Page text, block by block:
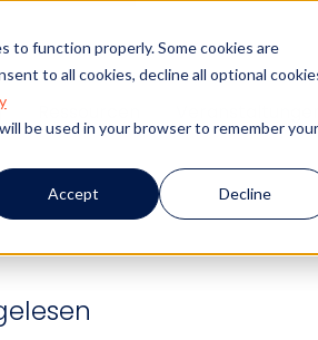
to function properly. Some cookies are
to all cookies, decline all optional
be used in your browser to remember your
Accept Decline